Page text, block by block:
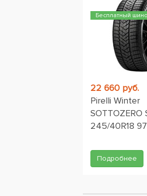
Бесплатный
22 660 руб.
Pirelli Winter
SOTTOZERO
245/40R18
Подробнее